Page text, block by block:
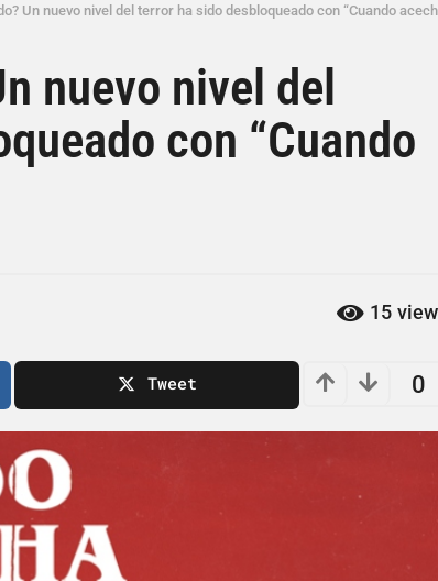
Un nuevo nivel del terror ha sido desbloqueado con “Cuando
nuevo nivel del
con “Cuando
15
0
Tweet